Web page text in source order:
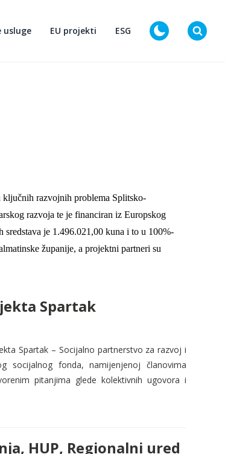
usluge EU projekti ESG D
razvojnih problema Splitsko-
razvoja te je financiran iz Europskog
je 1.496.021,00 kuna i to u 100%-
županije, a projektni partneri su
Spartak
Spartak – Socijalno partnerstvo za razvoj i
socijalnog fonda, namijenjenoj članovima
pitanjima glede kolektivnih ugovora i
HUP, Regionalni ured